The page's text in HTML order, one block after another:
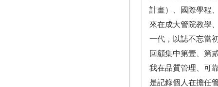
計畫）、國際學程
來在成大管院教學
一代，以誌不忘當
回顧集中第壹、第
我在品質管理、可
是記錄個人在擔任